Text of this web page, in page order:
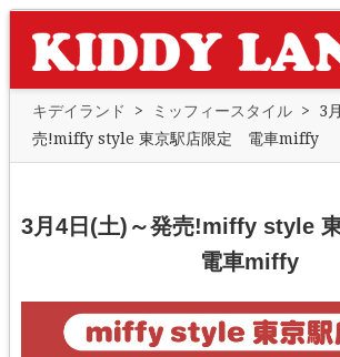
キデイランド > ミッフィースタイル > 3
売!miffy style 東京駅店限定 電車miffy
3月4日(土)～発売!miffy style
電車miffy